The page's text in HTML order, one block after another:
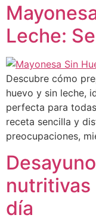
Leche:
Descubre cómo
huevo y sin leche,
perfecta para
receta sencilla y
preocupaciones,
nutritivas
día